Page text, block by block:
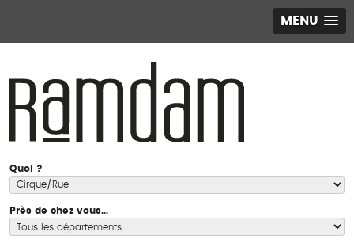
MENU
Quoi ?
Près de chez vous...